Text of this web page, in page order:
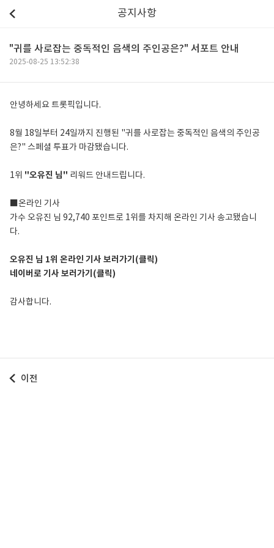
공지사항
"귀를 사로잡는 중독적인 음색의 주인공은?" 서포트 안내
2025-08-25 13:52:38
안녕하세요 트롯픽입니다.
8월 18일부터 24일까지 진행된 "귀를 사로잡는 중독적인 음색의 주인공
은?" 스페셜 투표가 마감됐습니다.
1위 "오유진 님" 리워드 안내드립니다.
■온라인 기사
가수 오유진 님 92,740 포인트로 1위를 차지해 온라인 기사 송고됐습니
다.
오유진 님 1위 온라인 기사 보러가기(클릭)
네이버로 기사 보러가기(클릭)
감사합니다.
이전